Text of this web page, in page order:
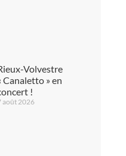
Volvestre
Canaletto » en
!
août 2026